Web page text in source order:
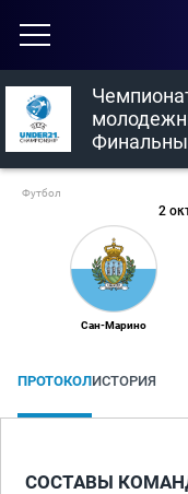
Футбол
2
Сан-Марино
ПРОТОКОЛИСТОРИЯ
СОСТАВЫ